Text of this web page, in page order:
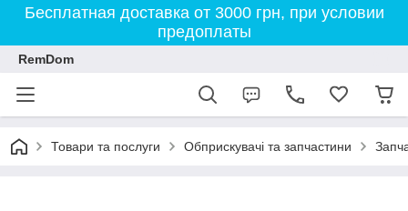
Бесплатная доставка от 3000 грн, при условии
предоплаты
RemDom
Товари та послуги Обприскувачі та запчастини